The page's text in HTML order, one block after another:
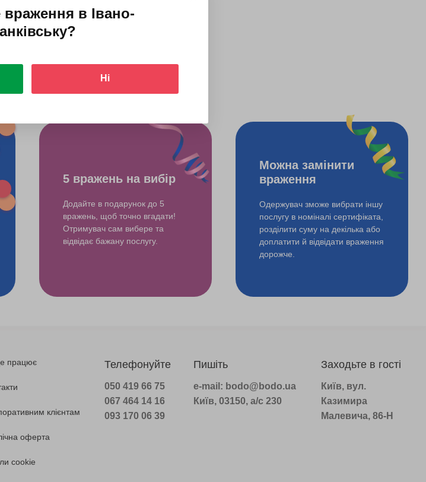
5 вражень на вибір
Додайте в подарунок до 5
вражень, щоб точно вгадати!
Отримувач сам вибере та
відвідає бажану послугу.
Можна замінити
враження
Одержувач зможе вибрати іншу
послугу в номіналі сертифіката,
розділити суму на декілька або
доплатити й відвідати враження
дорожче.
працює
клієнтам
оферта
cookie
Телефонуйте
050 419 66 75
067 464 14 16
093 170 06 39
Пишіть
e-mail: bodo@bodo.ua
Київ, 03150, а/с 230
Заходьте в гості
Київ, вул.
Казимира
Малевича, 86-Н
враження в Івано-
?
Ні